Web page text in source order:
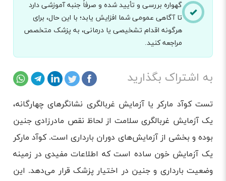
گهواره بررسی و تأیید شده و صرفاً جنبه آموزشی دارد
تا آگاهی عمومی شما افزایش یابد؛ با این حال، برای
هرگونه اقدام تشخیصی یا درمانی، به پزشک متخصص
مراجعه کنید.
به اشتراک بگذارید
تست کوآد مارکر یا آزمایش غربالگری نشانگرهای چهارگانه،
یک آزمایش غربالگری سلامت از لحاظ نقص مادرزادی جنین
بوده و بخشی از آزمایش‌های دوران بارداری است. کوآد مارکر
یک آزمایش خون ساده است که اطلاعات مفیدی در زمینه
وضعیت بارداری و جنین در اختیار پزشک قرار می‌دهد. این